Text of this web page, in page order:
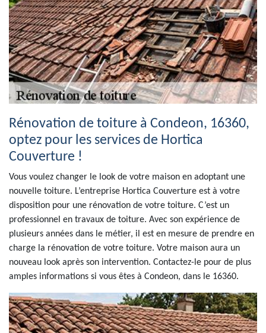
Rénovation de toiture à Condeon, 16360,
optez pour les services de Hortica
Couverture !
Vous voulez changer le look de votre maison en adoptant une
nouvelle toiture. L’entreprise Hortica Couverture est à votre
disposition pour une rénovation de votre toiture. C’est un
professionnel en travaux de toiture. Avec son expérience de
plusieurs années dans le métier, il est en mesure de prendre en
charge la rénovation de votre toiture. Votre maison aura un
nouveau look après son intervention. Contactez-le pour de plus
amples informations si vous êtes à Condeon, dans le 16360.